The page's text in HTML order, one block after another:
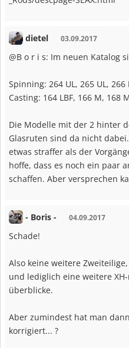
dietel 03.09.2017
@B o r i s: Im neuen Katalog
Spinning: 264 UL, 265 UL, 266
Casting: 164 LBF, 166 M, 168
Die Modelle mit der 2 hinter
Glasruten sind da nicht
etwas straffer als der
hoffe, dass es noch ein paar
schaffen. Aber versprechen
- Boris - 04.09.2017
Schade!
Also keine weitere
und lediglich eine weitere
überblicke.
Aber zumindest hat man
korrigiert... ?